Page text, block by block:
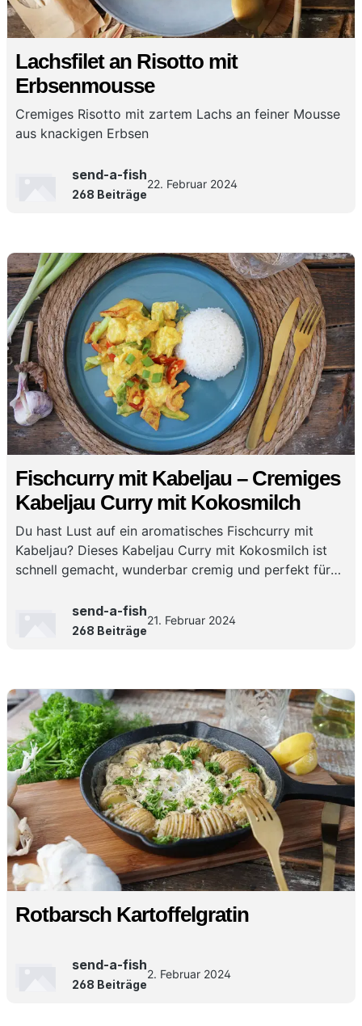
Lachsfilet an Risotto mit
Erbsenmousse
Cremiges Risotto mit zartem Lachs an feiner Mousse
aus knackigen Erbsen
send-a-fish
268 Beiträge
22. Februar 2024
Fischcurry mit Kabeljau – Cremiges
Kabeljau Curry mit Kokosmilch
Du hast Lust auf ein aromatisches Fischcurry mit
Kabeljau? Dieses Kabeljau Curry mit Kokosmilch ist
schnell gemacht, wunderbar cremig und perfekt für
send-a-fish
268 Beiträge
21. Februar 2024
Rotbarsch Kartoffelgratin
send-a-fish
268 Beiträge
2. Februar 2024